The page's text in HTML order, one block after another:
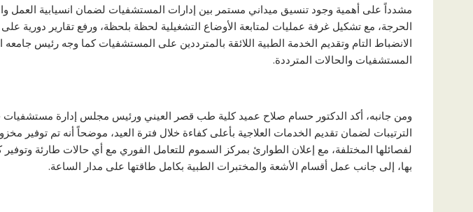
مشدداً على أهمية وجود تنسيق ميداني مستمر بين إدارات المستشفيات لضمان انسيابية العمل
الحرجة، مع تشكيل غرفة عمليات لمتابعة الأوضاع التشغيلية لحظة بلحظة، ورفع تقارير دورية
الانضباط التام وتقديم الخدمة الطبية اللائقة بالمترددين على المستشفيات كما وجه رئيس جامعه
المستشفيات والحالات المترددة.
ومن جانبه، أكد الدكتور حسام صلاح عميد كلية طب قصر العيني ورئيس مجلس إدارة مستشفيات
الترتيبات لضمان تقديم الخدمات العلاجية بأعلى كفاءة خلال فترة العيد، موضحاً أنه تم توفير
لفصائلها المختلفة، مع إعلان الطوارئ بمركز السموم للتعامل الفوري مع أي حالات طارئة
بها، إلى جانب عمل أقسام الأشعة والمختبرات الطبية بكامل طاقتها على مدار الساعة.